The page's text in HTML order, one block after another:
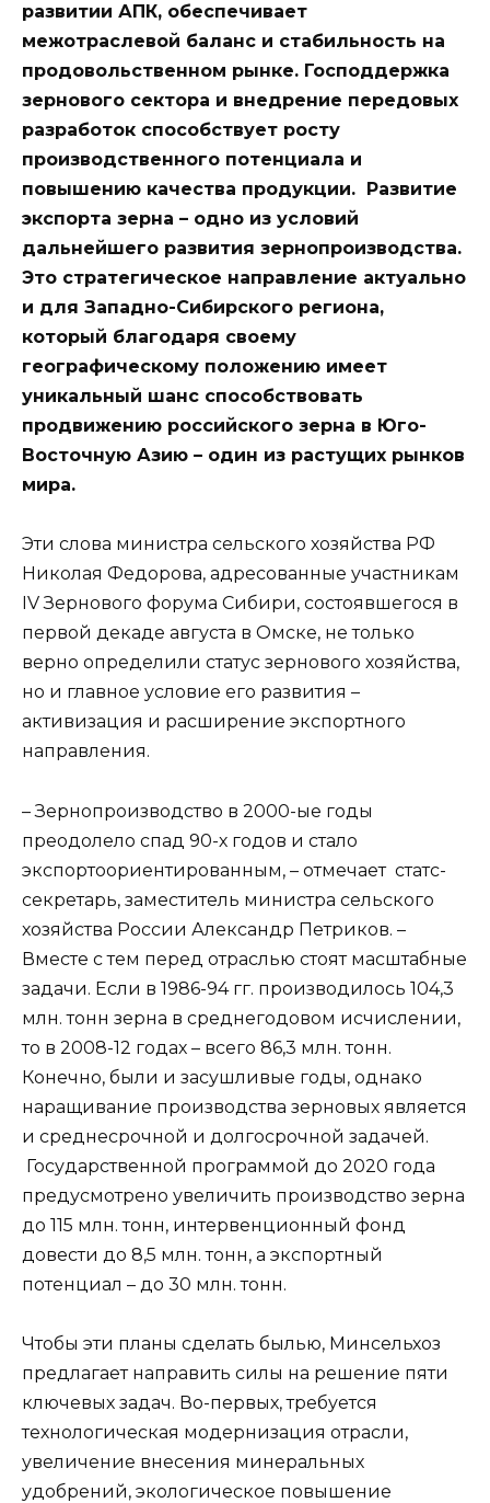
развитии АПК, обеспечивает
межотраслевой баланс и стабильность на
продовольственном рынке. Господдержка
зернового сектора и внедрение передовых
разработок способствует росту
производственного потенциала и
повышению качества продукции. Развитие
экспорта зерна – одно из условий
дальнейшего развития зернопроизводства.
Это стратегическое направление актуально
и для Западно-Сибирского региона,
который благодаря своему
географическому положению имеет
уникальный шанс способствовать
продвижению российского зерна в Юго-
Восточную Азию – один из растущих рынков
мира.
Эти слова министра сельского хозяйства РФ
Николая Федорова, адресованные участникам
IV Зернового форума Сибири, состоявшегося в
первой декаде августа в Омске, не только
верно определили статус зернового хозяйства,
но и главное условие его развития –
активизация и расширение экспортного
направления.
– Зернопроизводство в 2000-ые годы
преодолело спад 90-х годов и стало
экспортоориентированным, – отмечает статс-
секретарь, заместитель министра сельского
хозяйства России Александр Петриков. –
Вместе с тем перед отраслью стоят масштабные
задачи. Если в 1986-94 гг. производилось 104,3
млн. тонн зерна в среднегодовом исчислении,
то в 2008-12 годах – всего 86,3 млн. тонн.
Конечно, были и засушливые годы, однако
наращивание производства зерновых является
и среднесрочной и долгосрочной задачей.
Государственной программой до 2020 года
предусмотрено увеличить производство зерна
до 115 млн. тонн, интервенционный фонд
довести до 8,5 млн. тонн, а экспортный
потенциал – до 30 млн. тонн.
Чтобы эти планы сделать былью, Минсельхоз
предлагает направить силы на решение пяти
ключевых задач. Во-первых, требуется
технологическая модернизация отрасли,
увеличение внесения минеральных
удобрений, экологическое повышение